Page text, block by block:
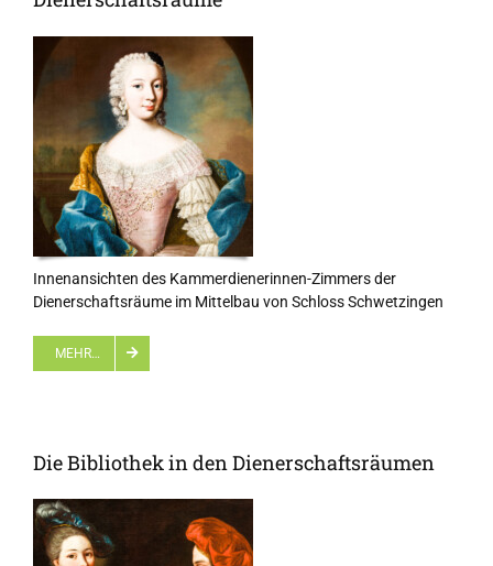
Innenansichten des Kammerdienerinnen-Zimmers der
Dienerschaftsräume im Mittelbau von Schloss Schwetzingen
MEHR…
Die Bibliothek in den Dienerschaftsräumen